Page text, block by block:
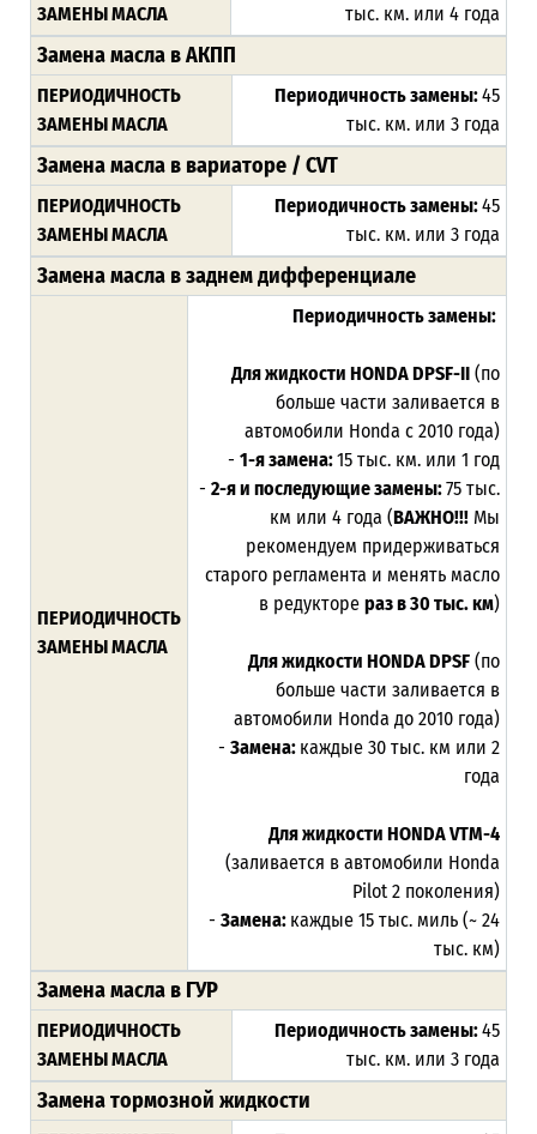
ЗАМЕНЫ МАСЛА
тыс. км. или 4 года
Замена масла в АКПП
ПЕРИОДИЧНОСТЬ
ЗАМЕНЫ МАСЛА
Периодичность замены:45
тыс. км. или 3 года
Замена масла в вариаторе / CVT
ПЕРИОДИЧНОСТЬ
ЗАМЕНЫ МАСЛА
Периодичность замены:45
тыс. км. или 3 года
Замена масла в заднем дифференциале
ПЕРИОДИЧНОСТЬ
ЗАМЕНЫ МАСЛА
Периодичность замены:
Для жидкости HONDA DPSF-II (по
больше части заливается в
автомобили Honda с 2010 года)
- 1-я замена:15 тыс. км. или 1 год
- 2-я и последующие замены:75 тыс.
км или 4 года (ВАЖНО!!! Мы
рекомендуем придерживаться
старого регламента и менять масло
в редукторе раз в 30 тыс. км)
Для жидкости HONDA DPSF (по
больше части заливается в
автомобили Honda до 2010 года)
- Замена: каждые 30 тыс. км или 2
года
Для жидкости HONDA VTM-4
(заливается в автомобили Honda
Pilot 2 поколения)
- Замена: каждые 15 тыс. миль (~ 24
тыс. км)
Замена масла в ГУР
ПЕРИОДИЧНОСТЬ
ЗАМЕНЫ МАСЛА
Периодичность замены:45
тыс. км. или 3 года
Замена тормозной жидкости